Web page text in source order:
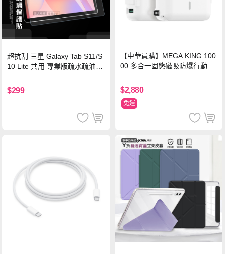
超抗刮 三星 Galaxy Tab S11/S
10 Lite 共用 專業版疏水疏油9H
$299
【中華員購】MEGA KING 100
00 多合一固態磁吸防爆行動電
$2,880
免運